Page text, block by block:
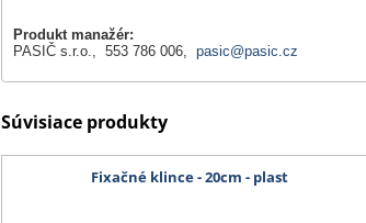
Produkt manažér:
PASIČ s.r.o., 553 786 006, pasic@pasic.cz
Súvisiace produkty
Fixačné klince - 20cm - plast